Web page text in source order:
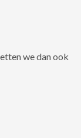
we dan ook